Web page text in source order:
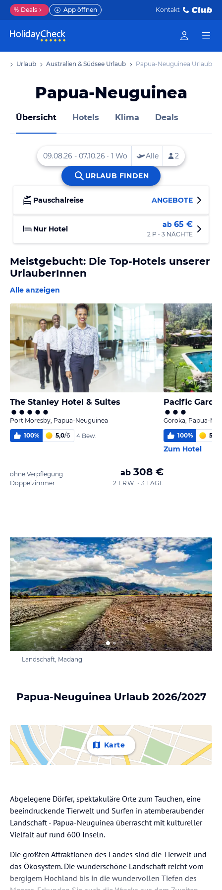
% Deals App öffnen Kontakt
Urlaub Australien & Südsee Urlaub Papua-Neuguinea Urlaub
Papua-Neuguinea
Übersicht Hotels Klima Deals
Pauschalreise ANGEBOTE
Nur Hotel ab 65 €
2 P • 3 NÄCHTE
Meistgebucht: Die Top-Hotels unserer
UrlauberInnen
Alle anzeigen
The Stanley Hotel & Suites
Port Moresby, Papua-Neuguinea
100% 5,0/6 4 Bew.
ohne Verpflegung
Doppelzimmer
ab 308 €
2 ERW. • 3 TAGE
Pacific
Goroka, Papua-
100% 5,0
Zum Hotel
Landschaft, Madang
Papua-Neuguinea Urlaub 2026/2027
Karte
Abgelegene Dörfer, spektakuläre Orte zum Tauchen, eine
beeindruckende Tierwelt und Surfen in atemberaubender
Landschaft - Papua-Neuguinea überrascht mit kultureller
Vielfalt auf rund 600 Inseln.
Die größten Attraktionen des Landes sind die Tierwelt und
das Ökosystem. Die wunderschöne Landschaft reicht vom
bergigem Hochland bis in die wundervollen Tiefen des